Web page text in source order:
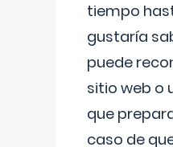
tiempo
gustaría
puede
sitio web o
que
caso de